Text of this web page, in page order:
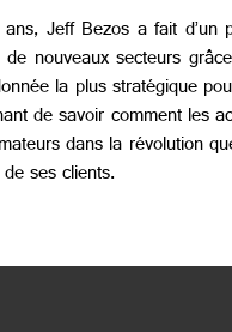
Jeff Bezos a fait d’un
nouveaux secteurs
la plus stratégique
de savoir comment les
dans la révolution
ses clients.